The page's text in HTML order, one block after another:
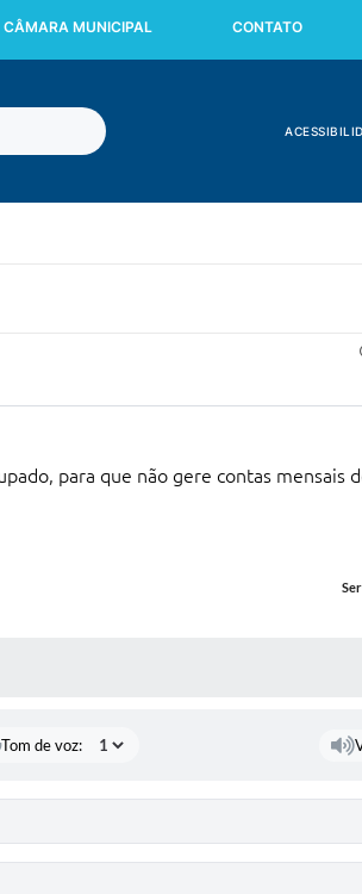
CÂMARA MUNICIPAL CONTATO
para que não gere contas mensais
Tom de voz: